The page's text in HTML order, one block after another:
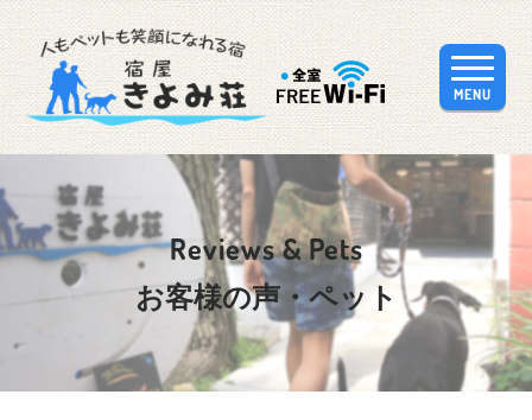
MENU
Reviews & Pets
お客様の声・ペット